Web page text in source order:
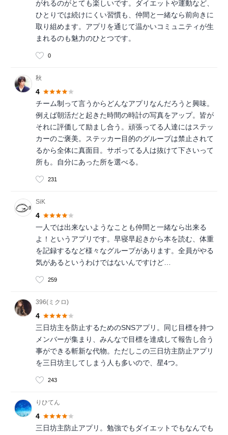
がれるのがとても楽しいです。ダイエットや運動など、
ひとりでは続けにくい習慣も、仲間と一緒なら前向きに
取り組めます。アプリを通じて温かいコミュニティが生
まれるのも魅力のひとつです。
0
秋
4
チーム制って言うからどんなアプリなんだろうと興味。
例えば朝活だと起きた時間の時計の写真をアップ。皆が
それに評価して励まし合う。頑張ってる人達にはステッ
カーのご褒美。ステッカー目的のグループは禁止されて
るから全体に真面目。サボってる人は抜けて下さいって
所も。自分にあった所を選べる。
231
SiK
4
一人では出来ないようなことも仲間と一緒なら出来る
よ！というアプリです。早寝早起きから本を読む、体重
を記録するなど様々なグループがあります。全員がやる
気があるというわけではないんですけど…
259
396(ミクロ)
4
三日坊主を防止するためのSNSアプリ。同じ目標を持つ
メンバーが集まり、みんなで目標を達成して報告し合う
事ができる斬新な代物。ただしこの三日坊主防止アプリ
を三日坊主してしまう人も多いので、星4つ。
243
りひてん
4
三日坊主防止アプリ。勉強でもダイエットでもなんでも